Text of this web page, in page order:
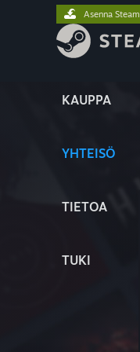
KAUPPA
YHTEISÖ
TIETOA
TUKI
Asenna Steam